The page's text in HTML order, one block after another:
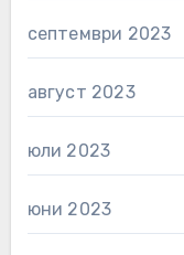
септември 2023
август 2023
юли 2023
юни 2023